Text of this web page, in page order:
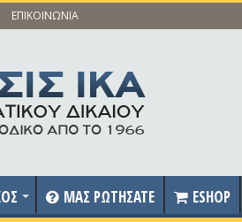
ΕΠΙΚΟΙΝΩΝΙΑ
ΜΑΣ ΡΩΤΗΣΑΤΕ ESHOP